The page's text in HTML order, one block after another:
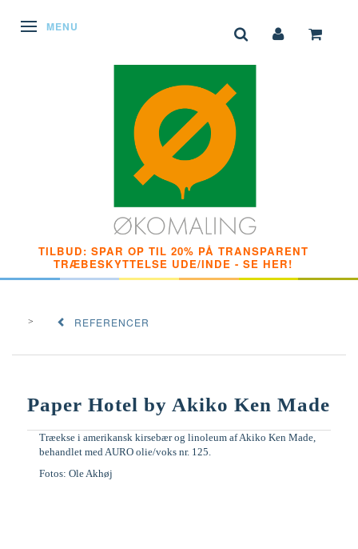
SKIFTE NAVIGATION
MENU
TILBUD: SPAR OP TIL 20% PÅ TRANSPARENT
TRÆBESKYTTELSE UDE/INDE - SE HER!
REFERENCER
Paper Hotel by Akiko Ken Made
Træekse i amerikansk kirsebær og linoleum af Akiko Ken Made,
behandlet med AURO olie/voks nr. 125.
Fotos: Ole Akhøj